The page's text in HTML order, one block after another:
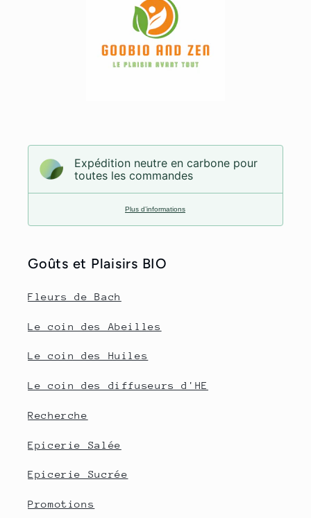
Expédition neutre en carbone pour
toutes les commandes
Plus d’informations
Goûts et Plaisirs BIO
Fleurs de Bach
Le coin des Abeilles
Le coin des Huiles
Le coin des diffuseurs d'HE
Recherche
Epicerie Salée
Epicerie Sucrée
Promotions